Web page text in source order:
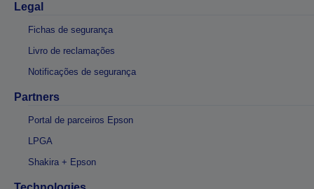
Legal
Fichas de segurança
Livro de reclamações
Notificações de segurança
Partners
Portal de parceiros Epson
LPGA
Shakira + Epson